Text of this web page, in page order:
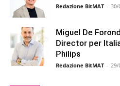
Redazione BitMAT - 30/
Miguel De
Director per
Philips
Redazione BitMAT - 29/